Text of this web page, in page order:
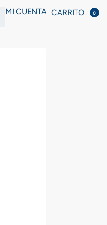
MI CUENTA CARRITO 0